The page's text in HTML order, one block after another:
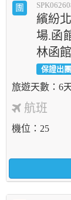
團
繽紛
場.函
林函
保證出團
6
航班
機位 25